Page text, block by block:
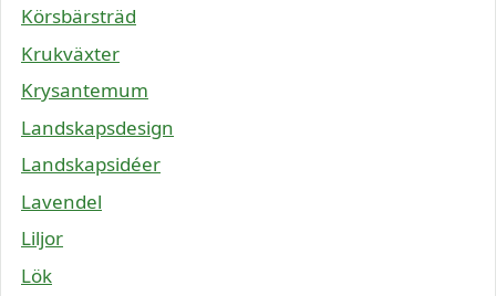
Körsbärsträd
Krukväxter
Krysantemum
Landskapsdesign
Landskapsidéer
Lavendel
Liljor
Lök